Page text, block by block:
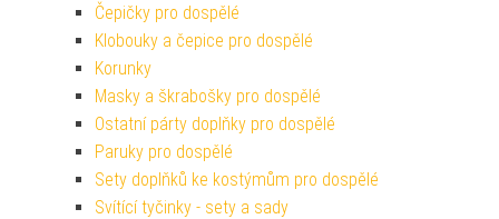
Čepičky pro dospělé
Klobouky a čepice pro dospělé
Korunky
Masky a škrabošky pro dospělé
Ostatní párty doplňky pro dospělé
Paruky pro dospělé
Sety doplňků ke kostýmům pro dospělé
Svítící tyčinky - sety a sady